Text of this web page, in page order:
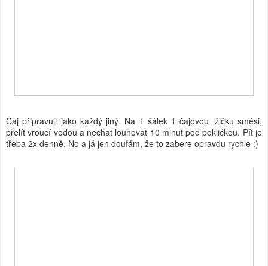
Čaj připravuji jako každý jiný. Na 1 šálek 1 čajovou lžičku směsi,
přelít vroucí vodou a nechat louhovat 10 minut pod pokličkou. Pít je
třeba 2x denně. No a já jen doufám, že to zabere opravdu rychle :)